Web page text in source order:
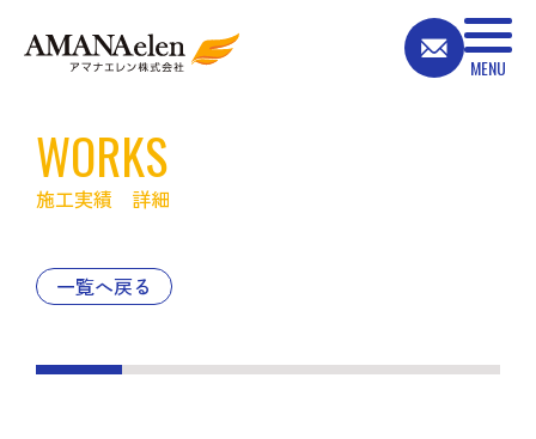
WORKS
施工実績 詳細
一覧へ戻る